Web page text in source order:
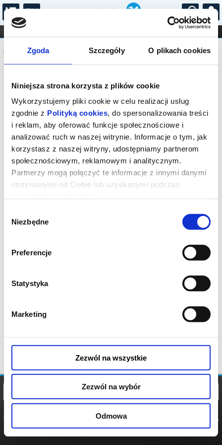
Zgoda Szczegóły O plikach cookies
Niniejsza strona korzysta z plików cookie
Wykorzystujemy pliki cookie w celu realizacji usług
zgodnie z Polityką cookies, do spersonalizowania treści
i reklam, aby oferować funkcje społecznościowe i
analizować ruch w naszej witrynie. Informacje o tym, jak
korzystasz z naszej witryny, udostępniamy partnerom
społecznościowym, reklamowym i analitycznym.
Partnerzy mogą połączyć te informacje z innymi danymi
otrzymanymi od Ciebie lub uzyskanymi podczas
zgody
Niezbędne
Preferencje
Statystyka
Marketing
Zezwól na wszystkie
Zezwól na wybór
Odmowa
...
FILHARMONIA OPERA I BALET
STAND-UP
DLA DZIECI
Komunikat
Sprzedaż biletów on-line na wydarzenie
została zakończona.
POLITYKA
POLITYKA